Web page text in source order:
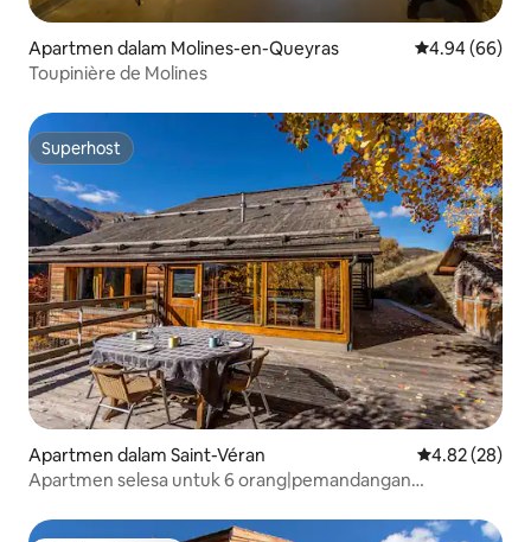
Apartmen dalam Molines-en-Queyras Penarafan
4.94 (66)
Toupinière de Molines
Superhost
Superhost
Apartmen dalam Saint-Véran Penarafan
4.82 (28)
Apartmen selesa untuk 6 orang|pemandangan